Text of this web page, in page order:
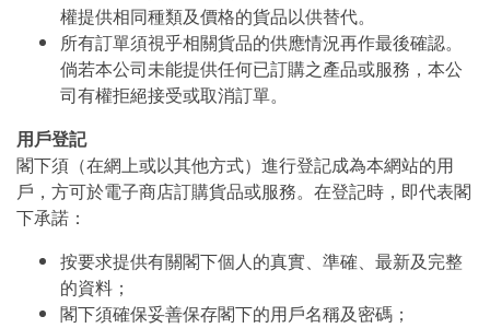
權提供相同種類及價格的貨品以供替代。
所有訂單須視乎相關貨品的供應情況再作最後確認。
倘若本公司未能提供任何已訂購之產品或服務，本公
司有權拒絕接受或取消訂單。
用戶登記
閣下須（在網上或以其他方式）進行登記成為本網站的用
戶，方可於電子商店訂購貨品或服務。在登記時，即代表閣
下承諾：
按要求提供有關閣下個人的真實、準確、最新及完整
的資料；
閣下須確保妥善保存閣下的用戶名稱及密碼；